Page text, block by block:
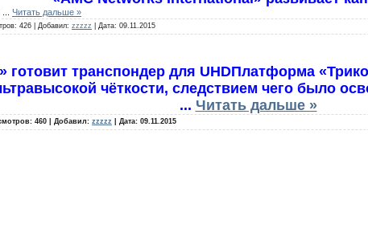
Читать дальше »
426 Добавил: zzzzz Дата: 09.11.2015
готовит транспондер для UHDПлатформа
чёткости, следствием чего было
... Читать дальше »
460 Добавил: zzzzz Дата: 09.11.2015